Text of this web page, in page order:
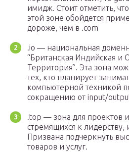
имидж. Стоит отметить,
этой зоне обойдется
дороже, чем в .com
.io — национальная
“Британская Индийская и
Территория”. Эта зона
тех, кто планирует
компьютерной техникой
сокращению от input/
.top — зона для проектов
стремящихся к лидерству,
Призвана подчеркнуть
товаров и услуг.